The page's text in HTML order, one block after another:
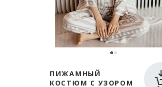
ПИЖАМНЫЙ
КОСТЮМ С УЗОРОМ